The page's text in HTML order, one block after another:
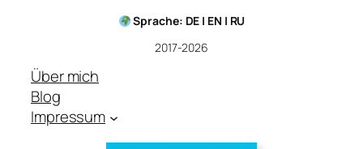
Sprache: DE | EN | RU
2017-2026
Über mich
Blog
Impressum